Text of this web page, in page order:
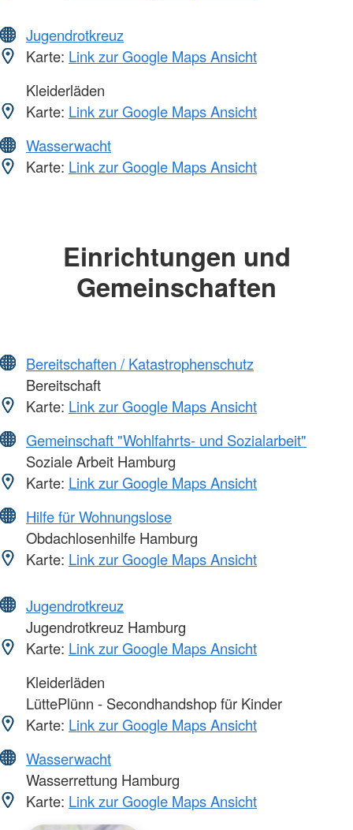
Jugendrotkreuz
Karte: Link zur Google Maps Ansicht
Kleiderläden
Karte: Link zur Google Maps Ansicht
Wasserwacht
Karte: Link zur Google Maps Ansicht
Einrichtungen und
Gemeinschaften
Bereitschaften / Katastrophenschutz
Bereitschaft
Karte: Link zur Google Maps Ansicht
Gemeinschaft "Wohlfahrts- und Sozialarbeit"
Soziale Arbeit Hamburg
Karte: Link zur Google Maps Ansicht
Hilfe für Wohnungslose
Obdachlosenhilfe Hamburg
Karte: Link zur Google Maps Ansicht
Jugendrotkreuz
Jugendrotkreuz Hamburg
Karte: Link zur Google Maps Ansicht
Kleiderläden
LüttePlünn - Secondhandshop für Kinder
Karte: Link zur Google Maps Ansicht
Wasserwacht
Wasserrettung Hamburg
Karte: Link zur Google Maps Ansicht